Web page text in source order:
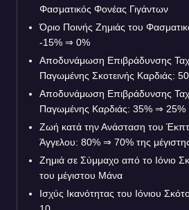
Φασματικός Φονέας Γιγάντων
Όριο Ποινής Ζημιάς του
-15% ⇒ 0%
Αποδυνάμωση Επιβράδυνσης
Παγωμένης Σκοτεινής Καρδιάς:
Αποδυνάμωση Επιβράδυνσης
Παγωμένης Καρδιάς: 35% ⇒ 25%
Ζωή κατά την Ανάσταση του
Άγγελου: 80% ⇒ 70% της
Ζημιά σε Σύμμαχο από το Ιόνιο
του μέγιστου Μάνα
Ισχύς Ικανότητας του Ιόνιου